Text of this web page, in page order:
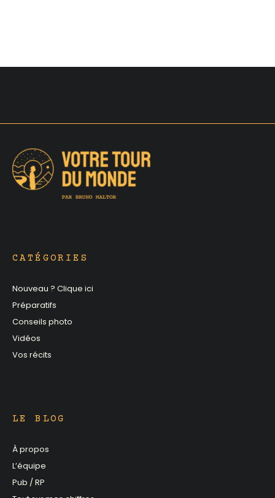
CATÉGORIES
Nouveau ? Clique ici
Préparatifs
Conseils photo
Vidéos
Vos récits
LE BLOG
À propos
L’équipe
Pub / RP